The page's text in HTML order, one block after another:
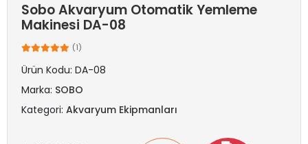
Sobo Akvaryum Otomatik Yemleme
Makinesi DA-08
(1)
Ürün Kodu: DA-08
Marka: SOBO
Kategori: Akvaryum Ekipmanları